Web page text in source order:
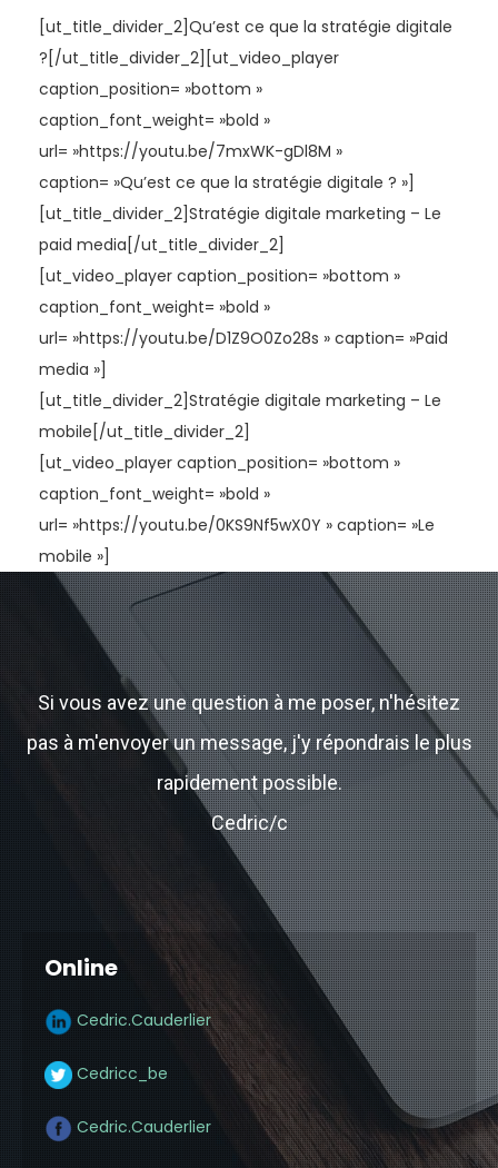
[ut_title_divider_2]Qu’est ce que la stratégie digitale
?[/ut_title_divider_2][ut_video_player
caption_position= »bottom »
caption_font_weight= »bold »
url= »https://youtu.be/7mxWK-gDl8M »
caption= »Qu’est ce que la stratégie digitale ? »]
[ut_title_divider_2]Stratégie digitale marketing – Le
paid media[/ut_title_divider_2]
[ut_video_player caption_position= »bottom »
caption_font_weight= »bold »
url= »https://youtu.be/D1Z9O0Zo28s » caption= »Paid
media »]
[ut_title_divider_2]Stratégie digitale marketing – Le
mobile[/ut_title_divider_2]
[ut_video_player caption_position= »bottom »
caption_font_weight= »bold »
url= »https://youtu.be/0KS9Nf5wX0Y » caption= »Le
mobile »]
Si vous avez une question à me poser, n'hésitez
pas à m'envoyer un message, j'y répondrais le plus
rapidement possible.
Cedric/c
Online
Cedric.Cauderlier
Cedricc_be
Cedric.Cauderlier